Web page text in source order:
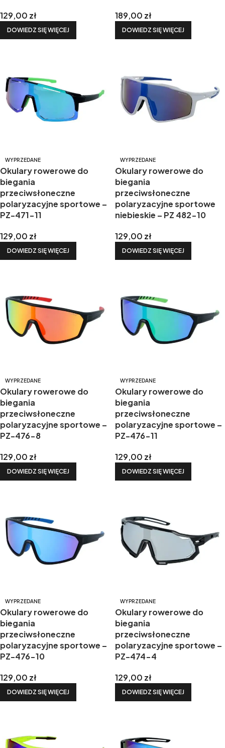
129,00 zł
DOWIEDZ SIĘ WIĘCEJ
189,00 zł
DOWIEDZ SIĘ WIĘCEJ
WYPRZEDANE
Okulary rowerowe do
biegania
przeciwsłoneczne
polaryzacyjne sportowe –
PZ-471-11
129,00 zł
DOWIEDZ SIĘ WIĘCEJ
WYPRZEDANE
Okulary rowerowe do
biegania
przeciwsłoneczne
polaryzacyjne sportowe
niebieskie – PZ 482-10
129,00 zł
DOWIEDZ SIĘ WIĘCEJ
WYPRZEDANE
Okulary rowerowe do
biegania
przeciwsłoneczne
polaryzacyjne sportowe –
PZ-476-8
129,00 zł
DOWIEDZ SIĘ WIĘCEJ
WYPRZEDANE
Okulary rowerowe do
biegania
przeciwsłoneczne
polaryzacyjne sportowe –
PZ-476-11
129,00 zł
DOWIEDZ SIĘ WIĘCEJ
WYPRZEDANE
Okulary rowerowe do
biegania
przeciwsłoneczne
polaryzacyjne sportowe –
PZ-476-10
129,00 zł
DOWIEDZ SIĘ WIĘCEJ
WYPRZEDANE
Okulary rowerowe do
biegania
przeciwsłoneczne
polaryzacyjne sportowe –
PZ-474-4
129,00 zł
DOWIEDZ SIĘ WIĘCEJ